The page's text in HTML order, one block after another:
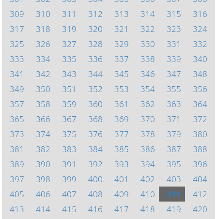
309
310 311 312 313 314 315
316
317
318 319 320 321 322 323
324
325
326 327 328 329 330 331
332
333
334 335 336 337 338 339
340
341
342 343 344 345 346 347
348
349
350 351 352 353 354 355
356
357
358 359 360 361 362 363
364
365
366 367 368 369 370 371
372
373
374 375 376 377 378 379
380
381
382 383 384 385 386 387
388
389
390 391 392 393 394 395
396
397
398 399 400 401 402 403
404
405
406 407 408 409 410 411
412
413
414 415 416 417 418 419
420